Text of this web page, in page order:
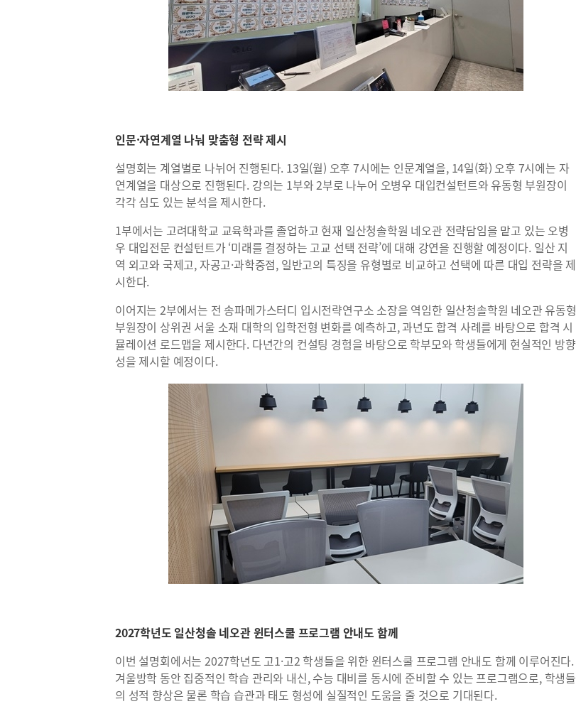
인문·자연계열 나눠 맞춤형 전략 제시
설명회는 계열별로 나뉘어 진행된다. 13일(월) 오후 7시에는 인문계열을, 14일(화) 오후 7시에는 자
연계열을 대상으로 진행된다. 강의는 1부와 2부로 나누어 오병우 대입컨설턴트와 유동형 부원장이
각각 심도 있는 분석을 제시한다.
1부에서는 고려대학교 교육학과를 졸업하고 현재 일산청솔학원 네오관 전략담임을 맡고 있는 오병
우 대입전문 컨설턴트가 ‘미래를 결정하는 고교 선택 전략’에 대해 강연을 진행할 예정이다. 일산 지
역 외고와 국제고, 자공고·과학중점, 일반고의 특징을 유형별로 비교하고 선택에 따른 대입 전략을 제
시한다.
이어지는 2부에서는 전 송파메가스터디 입시전략연구소 소장을 역임한 일산청솔학원 네오관 유동형
부원장이 상위권 서울 소재 대학의 입학전형 변화를 예측하고, 과년도 합격 사례를 바탕으로 합격 시
뮬레이션 로드맵을 제시한다. 다년간의 컨설팅 경험을 바탕으로 학부모와 학생들에게 현실적인 방향
성을 제시할 예정이다.
2027학년도 일산청솔 네오관 윈터스쿨 프로그램 안내도 함께
이번 설명회에서는 2027학년도 고1·고2 학생들을 위한 윈터스쿨 프로그램 안내도 함께 이루어진다.
겨울방학 동안 집중적인 학습 관리와 내신, 수능 대비를 동시에 준비할 수 있는 프로그램으로, 학생들
의 성적 향상은 물론 학습 습관과 태도 형성에 실질적인 도움을 줄 것으로 기대된다.